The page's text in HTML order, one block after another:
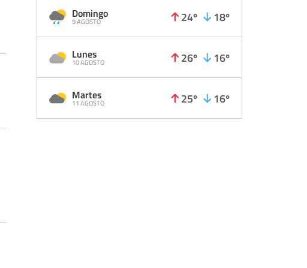
Domingo
9 AGOSTO 24º 18º
Lunes
10 AGOSTO 26º 16º
Martes
11 AGOSTO 25º 16º